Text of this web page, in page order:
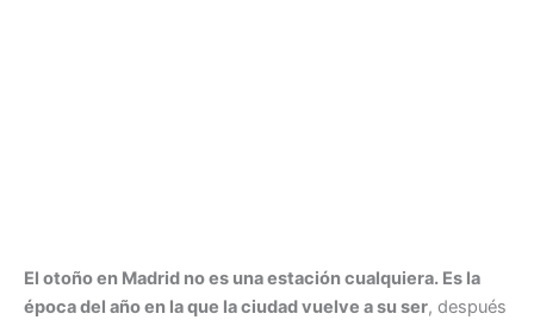
El otoño en Madrid no es una estación cualquiera. Es la
época del año en la que la ciudad vuelve a su ser, después